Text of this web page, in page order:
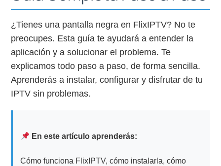
¿Tienes una pantalla negra en FlixIPTV? No te
preocupes. Esta guía te ayudará a entender la
aplicación y a solucionar el problema. Te
explicamos todo paso a paso, de forma sencilla.
Aprenderás a instalar, configurar y disfrutar de tu
IPTV sin problemas.
En este artículo aprenderás:
Cómo funciona FlixIPTV, cómo instalarla, cómo